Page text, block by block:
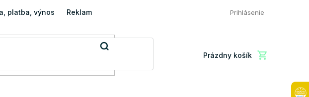
platba, výnos Reklamácia a vrátenie tovaru FAQ: Najčastejšie otázky zákazníkov
Prihlásenie
Nákupný
Prázdny košík